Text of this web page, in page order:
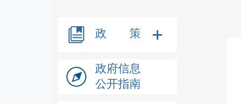
政 策
政府信息
公开指南